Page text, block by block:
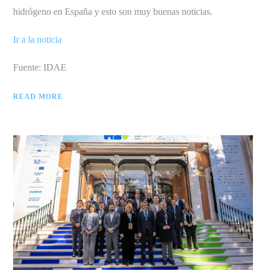
hidrógeno en España y esto son muy buenas noticias.
Ir a la noticia
Fuente: IDAE
READ MORE